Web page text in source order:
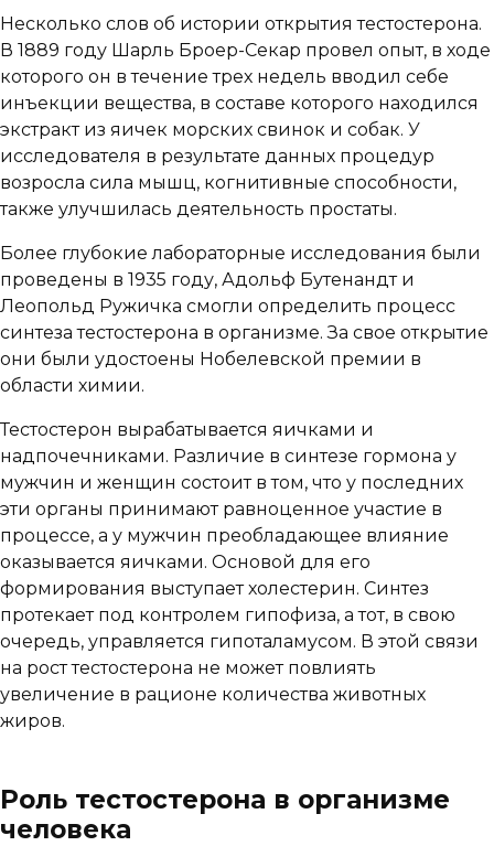
Несколько слов об истории открытия тестостерона.
В 1889 году Шарль Броер-Секар провел опыт, в ходе
которого он в течение трех недель вводил себе
инъекции вещества, в составе которого находился
экстракт из яичек морских свинок и собак. У
исследователя в результате данных процедур
возросла сила мышц, когнитивные способности,
также улучшилась деятельность простаты.
Более глубокие лабораторные исследования были
проведены в 1935 году, Адольф Бутенандт и
Леопольд Ружичка смогли определить процесс
синтеза тестостерона в организме. За свое открытие
они были удостоены Нобелевской премии в
области химии.
Тестостерон вырабатывается яичками и
надпочечниками. Различие в синтезе гормона у
мужчин и женщин состоит в том, что у последних
эти органы принимают равноценное участие в
процессе, а у мужчин преобладающее влияние
оказывается яичками. Основой для его
формирования выступает холестерин. Синтез
протекает под контролем гипофиза, а тот, в свою
очередь, управляется гипоталамусом. В этой связи
на рост тестостерона не может повлиять
увеличение в рационе количества животных
жиров.
Роль тестостерона в организме
человека